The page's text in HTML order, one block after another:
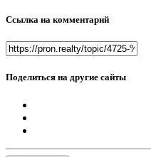
Ссылка на комментарий
Поделиться на другие сайты